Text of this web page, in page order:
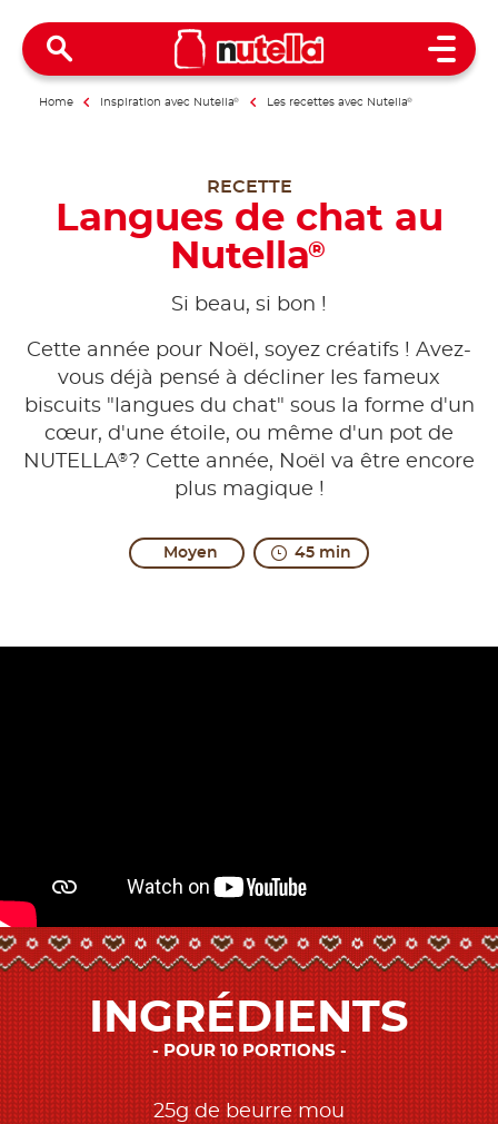
Open
Home Inspiration avec Nutella® Les recettes avec Nutella®
RECETTE
Langues de chat au
Nutella®
Si beau, si bon !
Cette année pour Noël, soyez créatifs ! Avez-
vous déjà pensé à décliner les fameux
biscuits "langues du chat" sous la forme d'un
cœur, d'une étoile, ou même d'un pot de
NUTELLA®? Cette année, Noël va être encore
plus magique !
Moyen 45 min
INGRÉDIENTS
POUR 10 PORTIONS
25g de beurre mou